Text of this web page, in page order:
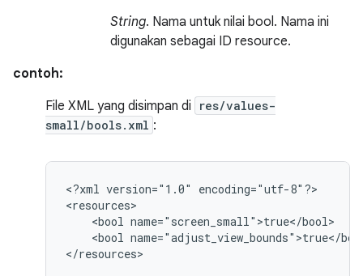
String. Nama untuk nilai bool. Nama ini
digunakan sebagai ID resource.
contoh:
File XML yang disimpan di
res/values-
small/bools.xml :
<?xml version="1.0"
encoding="utf-8"?>
<bool
<bool name="adjust_view_bounds">true</
</resources>